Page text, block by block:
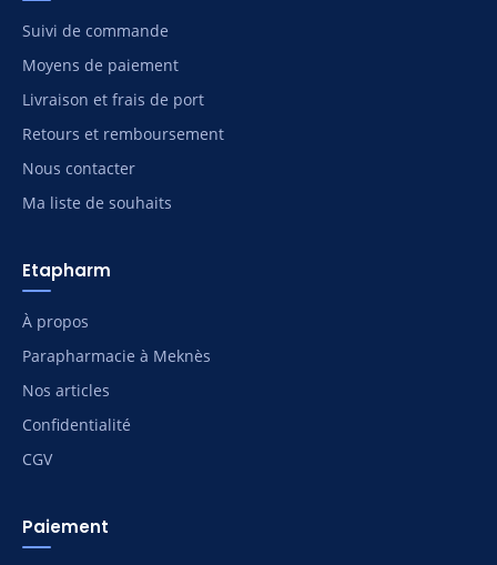
Suivi de commande
Moyens de paiement
Livraison et frais de port
Retours et remboursement
Nous contacter
Ma liste de souhaits
Etapharm
À propos
Parapharmacie à Meknès
Nos articles
Confidentialité
CGV
Paiement